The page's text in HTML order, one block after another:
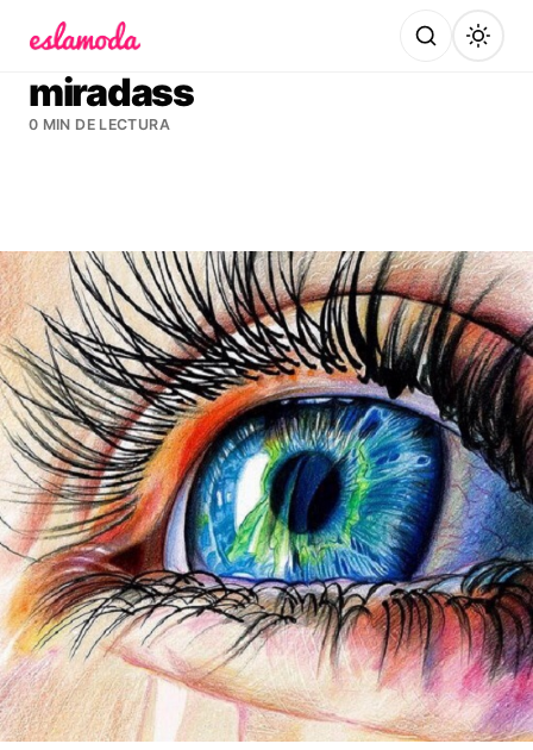
miradass
0 MIN DE LECTURA